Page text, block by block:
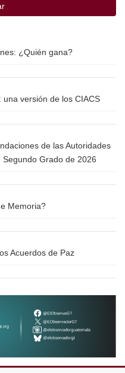
¿Quién gana?
versión de los CIACS
de las Autoridades
Grado de 2026
Memoria?
Acuerdos de Paz